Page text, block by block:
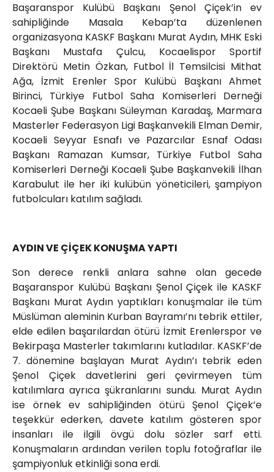
Başaranspor Kulübü Başkanı Şenol Çiçek’in ev
sahipliğinde Masala Kebap’ta düzenlenen
organizasyona KASKF Başkanı Murat Aydın, MHK Eski
Başkanı Mustafa Çulcu, Kocaelispor Sportif
Direktörü Metin Özkan, Futbol İl Temsilcisi Mithat
Ağa, İzmit Erenler Spor Kulübü Başkanı Ahmet
Birinci, Türkiye Futbol Saha Komiserleri Derneği
Kocaeli Şube Başkanı Süleyman Karadaş, Marmara
Masterler Federasyon Ligi Başkanvekili Elman Demir,
Kocaeli Seyyar Esnafı ve Pazarcılar Esnaf Odası
Başkanı Ramazan Kumsar, Türkiye Futbol Saha
Komiserleri Derneği Kocaeli Şube Başkanvekili İlhan
Karabulut ile her iki kulübün yöneticileri, şampiyon
futbolcuları katılım sağladı.
AYDIN VE ÇİÇEK KONUŞMA YAPTI
Son derece renkli anlara sahne olan gecede
Başaranspor Kulübü Başkanı Şenol Çiçek ile KASKF
Başkanı Murat Aydın yaptıkları konuşmalar ile tüm
Müslüman aleminin Kurban Bayramı’nı tebrik ettiler,
elde edilen başarılardan ötürü İzmit Erenlerspor ve
Bekirpaşa Masterler takımlarını kutladılar. KASKF’de
7. dönemine başlayan Murat Aydın’ı tebrik eden
Şenol Çiçek davetlerini geri çevirmeyen tüm
katılımlara ayrıca şükranlarını sundu. Murat Aydın
ise örnek ev sahipliğinden ötürü Şenol Çiçek’e
teşekkür ederken, davete katılım gösteren spor
insanları ile ilgili övgü dolu sözler sarf etti.
Konuşmaların ardından verilen toplu fotoğraflar ile
şampiyonluk etkinliği sona erdi.